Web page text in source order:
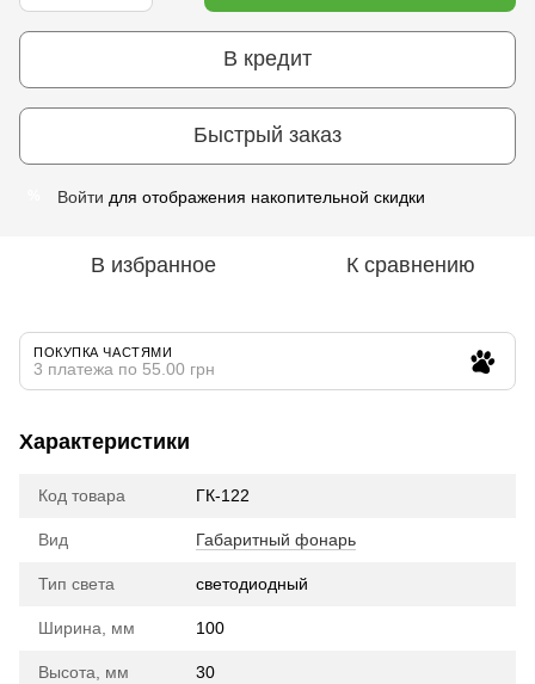
В кредит
Быстрый заказ
Войти для отображения накопительной скидки
В избранное К сравнению
ПОКУПКА ЧАСТЯМИ
3 платежа по 55.00 грн
Характеристики
Код товара ГК-122
Вид Габаритный фонарь
Тип света cветодиодный
Ширина, мм 100
Высота, мм 30